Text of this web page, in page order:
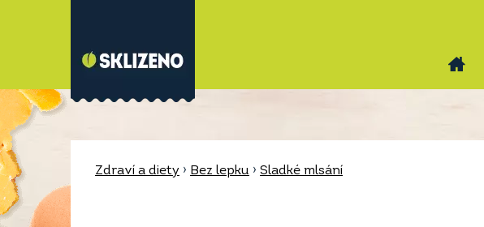
Zdraví a diety › Bez lepku › Sladké mlsání